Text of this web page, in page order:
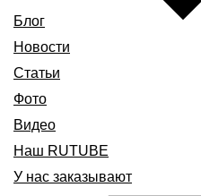
Блог
Новости
Статьи
Фото
Видео
Наш RUTUBE
У нас заказывают